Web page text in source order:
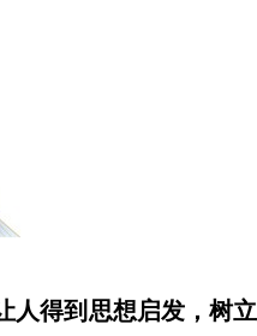
人得到思想启发，树立